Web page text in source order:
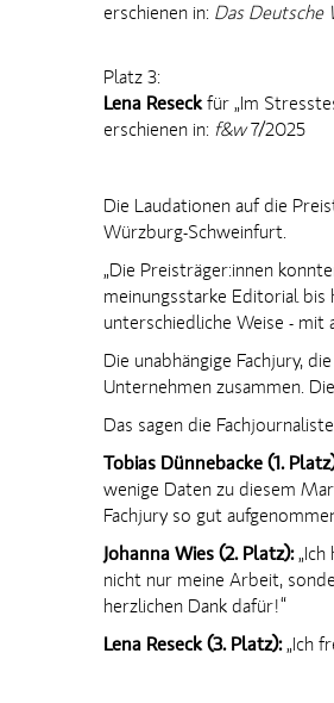
erschienen in: Das Deutsche
Platz 3:
Lena Reseckfür „Im
erschienen in: f&w7/2025
Die Laudationen auf die
Würzburg-Schweinfurt.
„Die Preisträger:innen
meinungsstarke Editorial bis
unterschiedliche Weise - mit
Die unabhängige Fachjury,
Unternehmen zusammen.
Das sagen die
Tobias Dünnebacke (1.
wenige Daten zu diesem
Fachjury so gut
Johanna Wies (2. Platz):
nicht nur meine Arbeit,
herzlichen Dank dafür!“
Lena Reseck (3. Platz):„Ich